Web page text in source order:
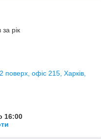
рік
офіс 215, Харків,
16:00